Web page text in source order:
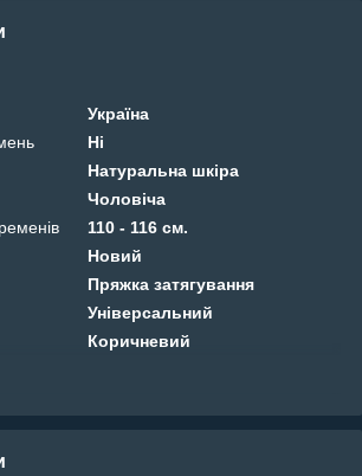
Україна
Ні
Натуральна шкіра
Чоловіча
110 - 116 см.
Новий
Пряжка затягування
Універсальний
Коричневий